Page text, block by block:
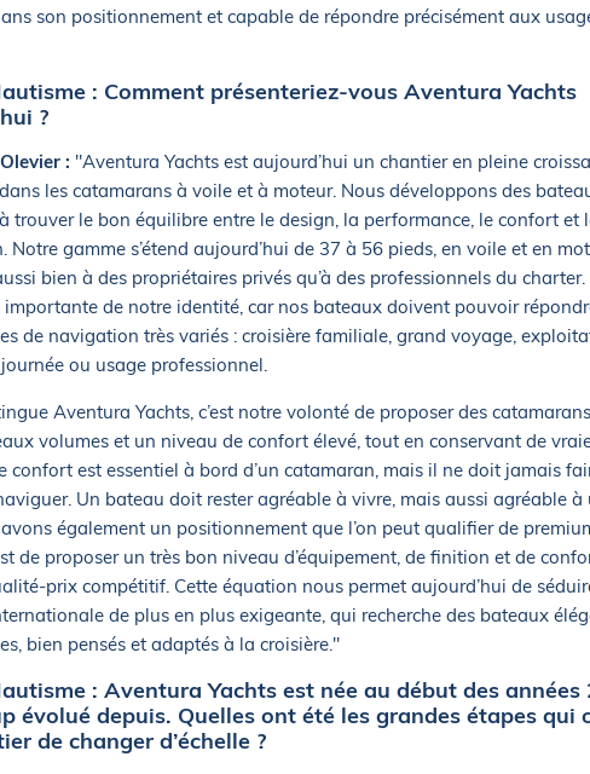
son positionnement et capable de répondre précisément aux
: Comment présenteriez-vous Aventura Yachts
?
: "Aventura Yachts est aujourd’hui un chantier en pleine
les catamarans à voile et à moteur. Nous développons des
trouver le bon équilibre entre le design, la performance, le confort et
Notre gamme s’étend aujourd’hui de 37 à 56 pieds, en voile et en
bien à des propriétaires privés qu’à des professionnels du charter.
de notre identité, car nos bateaux doivent pouvoir
de navigation très variés : croisière familiale, grand voyage,
ou usage professionnel.
Aventura Yachts, c’est notre volonté de proposer des
volumes et un niveau de confort élevé, tout en conservant de
confort est essentiel à bord d’un catamaran, mais il ne doit jamais
Un bateau doit rester agréable à vivre, mais aussi agréable à
également un positionnement que l’on peut qualifier de
de proposer un très bon niveau d’équipement, de finition et de
prix compétitif. Cette équation nous permet aujourd’hui de
de plus en plus exigeante, qui recherche des bateaux
bien pensés et adaptés à la croisière."
: Aventura Yachts est née au début des années
évolué depuis. Quelles ont été les grandes étapes qui
de changer d’échelle ?